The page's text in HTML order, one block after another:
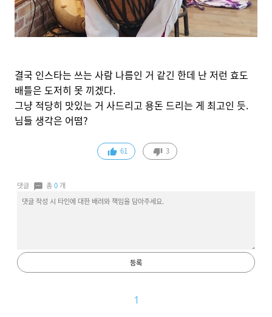
결국 인스타는 쓰는 사람 나름인 거 같긴 한데 난 저런 효도
배틀은 도저히 못 끼겠다.
그냥 적당히 맛있는 거 사드리고 용돈 드리는 게 최고인 듯.
님들 생각은 어떰?
61 3
댓글 총0 개
등록
1